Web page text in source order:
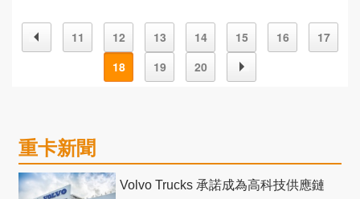
11 12 13 14 15 16
17
18
19 20
重卡新聞
Volvo Trucks 承諾成為高科技供應鏈